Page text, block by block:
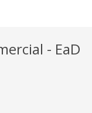
- EaD